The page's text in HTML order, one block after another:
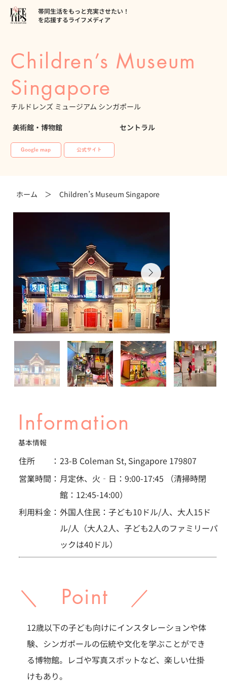
帯同生活をもっと充実させたい！
を応援するライフメディア
Children’s Museum
Singapore
チルドレンズ ミュージアム シンガポール
美術館・博物館 セントラル
Google map 公式サイト
ホーム ＞ Children’s Museum Singapore
Information
基本情報
住所 ： 23-B Coleman St, Singapore 179807
営業時間： 月定休、火‐日：9:00-17:45 （清掃時閉
館：12:45-14:00）
利用料金： 外国人住民：子ども10ドル/人、大人15ド
ル/人（大人2人、子ども2人のファミリーパ
ックは40ドル）
＼ Point ／
12歳以下の子ども向けにインスタレーションや体
験、シンガポールの伝統や文化を学ぶことができ
る博物館。レゴや写真スポットなど、楽しい仕掛
けもあり。